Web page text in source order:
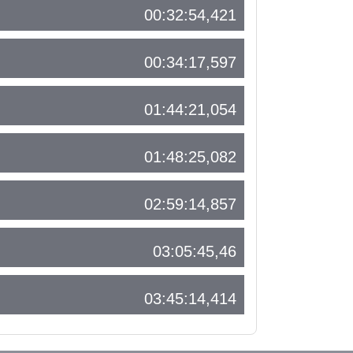
00:32:54,421
00:34:17,597
01:44:21,054
01:48:25,082
02:59:14,857
03:05:45,46
03:45:14,414